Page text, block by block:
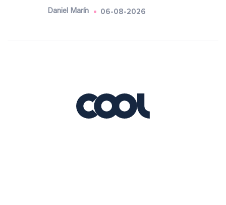
Daniel Marín 06-08-2026